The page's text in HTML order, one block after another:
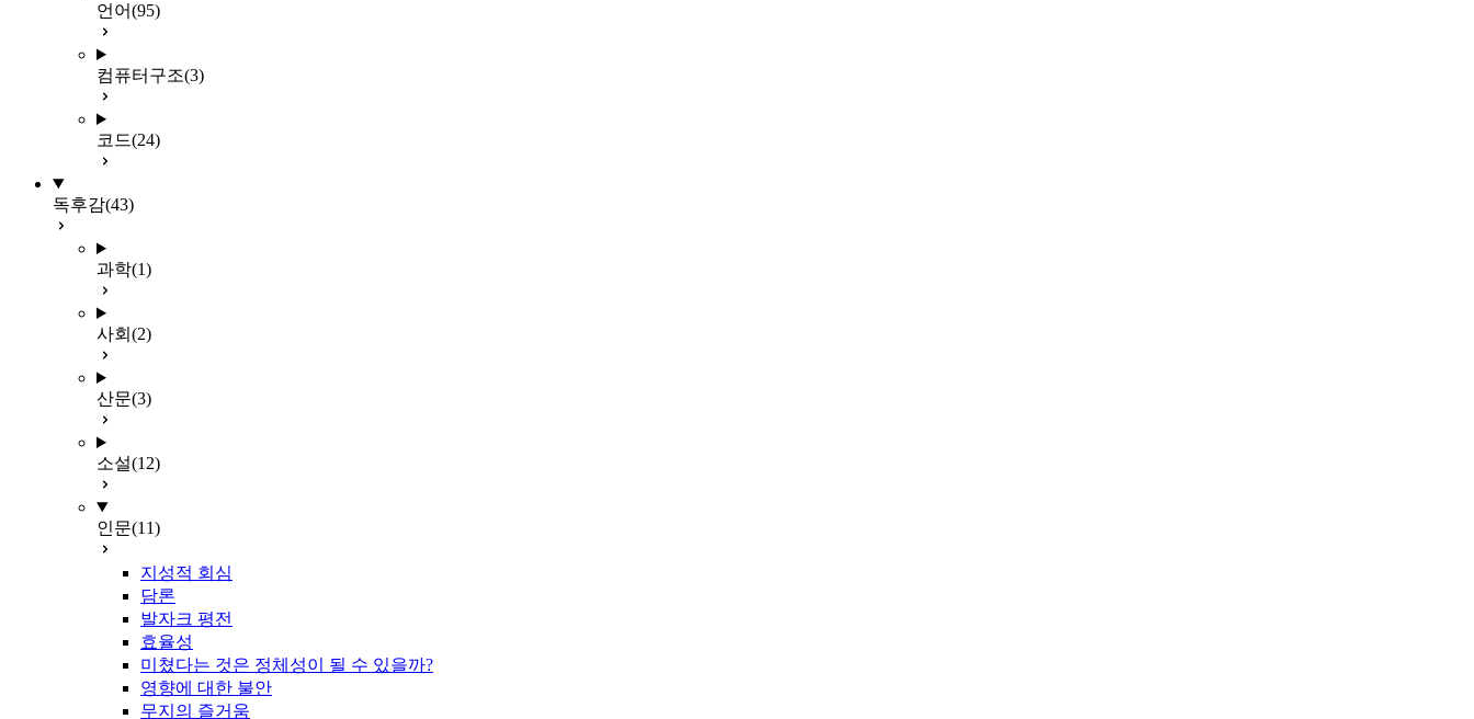
언어(95)
컴퓨터구조(3)
코드(24)
독후감(43)
과학(1)
사회 (2)
산문(3)
소설(12)
인문(11)
지성적 회심
담론
발자크 평전
효율성
미쳤다는 것은 정체성이 될 수 있을까?
영향에 대한 불안
무지의 즐거움